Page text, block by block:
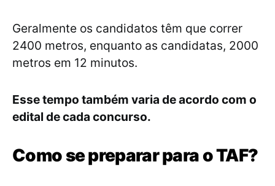
Geralmente os candidatos têm que correr
2400 metros, enquanto as candidatas, 2000
metros em 12 minutos.
Esse tempo também varia de acordo com o
edital de cada concurso.
Como se preparar para o TAF?